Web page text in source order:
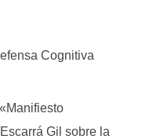
Cognitiva
Gil sobre la